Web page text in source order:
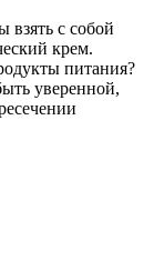
взять с собой
крем.
питания?
уверенной,